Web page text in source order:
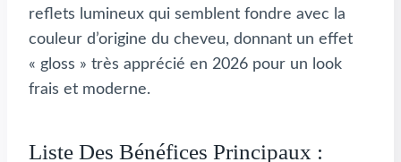
reflets lumineux qui semblent fondre avec la
couleur d’origine du cheveu, donnant un effet
« gloss » très apprécié en 2026 pour un look
frais et moderne.
Liste Des Bénéfices Principaux :